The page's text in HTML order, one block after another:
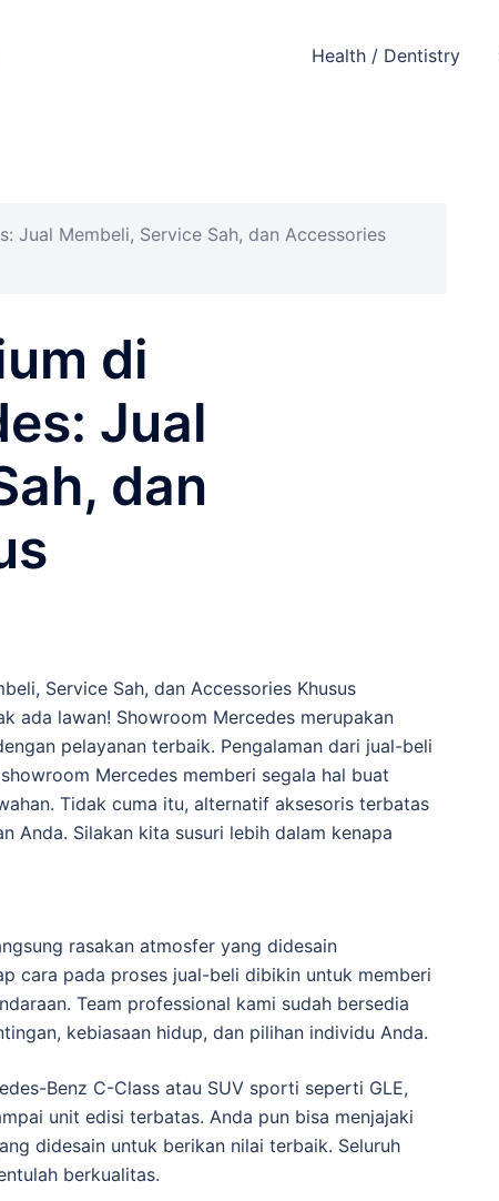
Health / Dentistry
Jual Membeli, Service Sah, dan Accessories
di
Jual
dan
Service Sah, dan Accessories Khusus
ada lawan! Showroom Mercedes merupakan
pelayanan terbaik. Pengalaman dari jual-beli
Mercedes memberi segala hal buat
Tidak cuma itu, alternatif aksesoris terbatas
Anda. Silakan kita susuri lebih dalam kenapa
rasakan atmosfer yang didesain
cara pada proses jual-beli dibikin untuk memberi
Team professional kami sudah bersedia
kebiasaan hidup, dan pilihan individu Anda.
Benz C-Class atau SUV sporti seperti GLE,
unit edisi terbatas. Anda pun bisa menjajaki
didesain untuk berikan nilai terbaik. Seluruh
berkualitas.